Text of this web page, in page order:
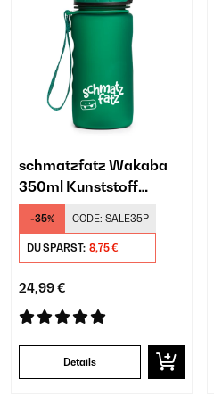
schmatzfatz Wakaba
350ml Kunststoff
Trinkflasche Kinder
Dunkelgrün
-35% CODE: SALE35P
DU SPARST: 8,75 €
24,99 €
Details